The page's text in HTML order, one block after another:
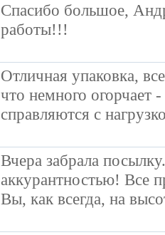
Спасибо большое,
работы!!!
Отличная упаковка,
что немного огорчает
справляются с
Вчера забрала
аккурантностью! Все
Вы, как всегда, на